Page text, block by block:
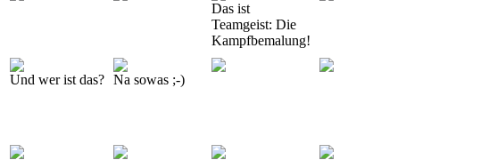
Das ist
Teamgeist: Die
Kampfbemalung!
Und wer ist das? Na sowas ;-)